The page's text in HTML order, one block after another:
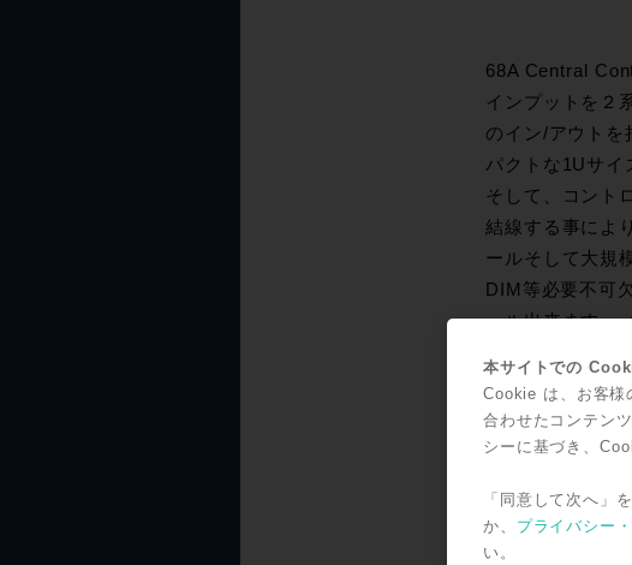
68A Central
インプットを２
のイン/アウトを
パクトな1Uサイ
そして、コント
結線する事によ
ールそして大規
DIM等必要不可
ール出来ます。
な設計になって
また、一番重要
いので入力され
オ音声を
るだけで、そこ
本サイトでの
Cookie は、お客様
合わせたコンテン
シーに基づき、
「同意して次へ」
か、 プライバシー
い。